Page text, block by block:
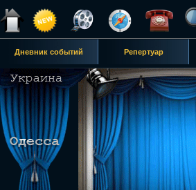
Дневник событий Репертуар